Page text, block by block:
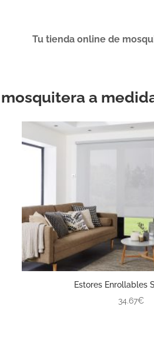
Tu tienda online de
a
Estores Enrollables
34.67€